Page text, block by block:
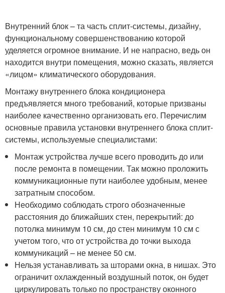
Внутренний блок – та часть сплит-системы, дизайну,
функциональному совершенствованию которой
уделяется огромное внимание. И не напрасно, ведь он
находится внутри помещения, можно сказать, является
«лицом» климатического оборудования.
Монтажу внутреннего блока кондиционера
предъявляется много требований, которые призваны
наиболее качественно организовать его. Перечислим
основные правила установки внутреннего блока сплит-
системы, используемые специалистами:
Монтаж устройства лучше всего проводить до или
после ремонта в помещении. Так можно проложить
коммуникационные пути наиболее удобным, менее
затратным способом.
Необходимо соблюдать строго обозначенные
расстояния до ближайших стен, перекрытий: до
потолка минимум 10 см, до стен минимум 10 см с
учетом того, что от устройства до точки выхода
коммуникаций – не менее 50 см.
Нельзя устанавливать за шторами окна, в нишах. Это
ограничит охлажденный воздушный поток, он будет
циркулировать только по пространству оконного